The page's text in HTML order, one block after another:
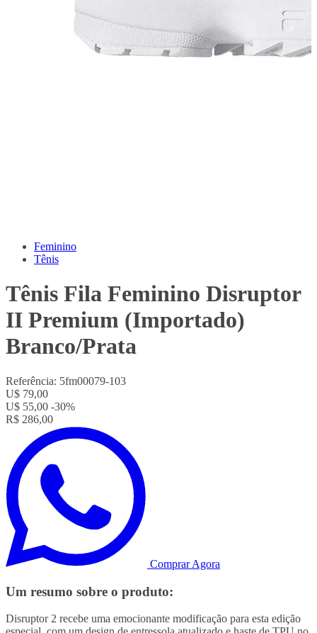
Feminino
Tênis
Tênis Fila Feminino Disruptor
II Premium (Importado)
Branco/Prata
Referência: 5fm00079-103
U$ 79,00
U$ 55,00 -30%
R$ 286,00
Comprar Agora
Um resumo sobre o produto:
Disruptor 2 recebe uma emocionante modificação para esta edição